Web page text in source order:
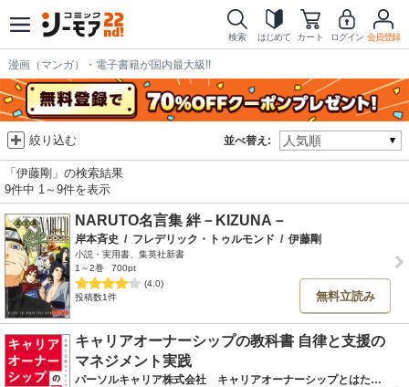
検索 はじめて カート ログイン 会員登録
漫画（マンガ）・電子書籍が国内最大級!!
並べ替え:
絞り込む
「伊藤剛」の検索結果
9件中 1～9件を表示
NARUTO名言集 絆－KIZUNA－
岸本斉史 / フレデリック・トゥルモンド / 伊藤剛
小説・実用書、集英社新書
1～2巻
700pt
(4.0)
投稿数1件
無料立読み
キャリアオーナーシップの教科書 自律と支援の
マネジメント実践
パーソルキャリア株式会社 キャリアオーナーシップとはたらく未来コンソーシアム